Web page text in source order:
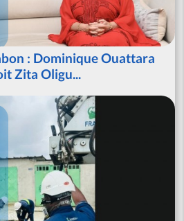
: Dominique Ouattara
Zita Oligu...